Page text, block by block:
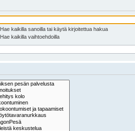
Hae kaikilla sanoilla tai käytä kirjoitettua hakua
Hae kaikilla vaihtoehdoilla